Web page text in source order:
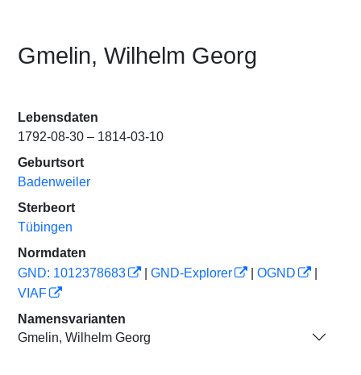
Gmelin, Wilhelm Georg
Lebensdaten
1792-08-30 – 1814-03-10
Geburtsort
Badenweiler
Sterbeort
Tübingen
Normdaten
GND: 1012378683
GND-Explorer OGND
VIAF
Namensvarianten
Gmelin, Wilhelm Georg